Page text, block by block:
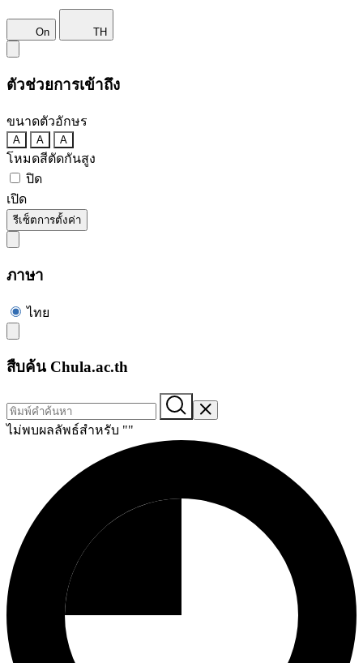
On TH
ตัวช่วยการเข้าถึง
ขนาดตัวอักษร
A A A
โหมดสีตัดกันสูง
ปิด
เปิด
รีเซ็ตการตั้งค่า
ภาษา
ไทย
สืบค้น Chula.ac.th
ไม่พบผลลัพธ์สำหรับ ""